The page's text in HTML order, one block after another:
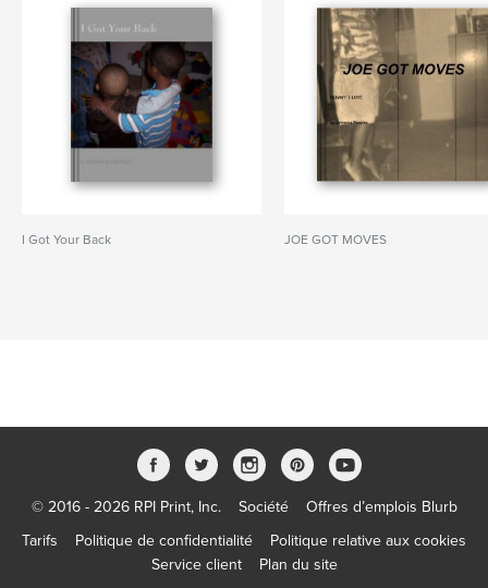
I Got Your Back JOE GOT MOVES
© 2016 - 2026 RPI Print, Inc. Société
Offres d’emplois Blurb
Tarifs
Politique de confidentialité
Politique relative aux cookies
Service client
Plan du site